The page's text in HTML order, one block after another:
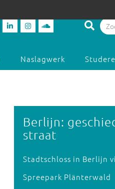
Naslagwerk
Berlijn:
straat
Stadtschloss in Berlijn
Spreepark Plänterwald